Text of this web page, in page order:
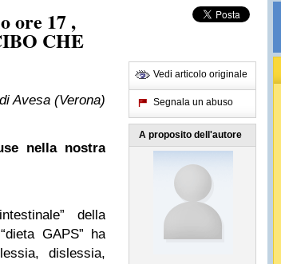
ore 17 ,
CHE
Avesa (Verona)
nella nostra
della
GAPS” ha
dislessia,
Vedi articolo originale
Segnala un abuso
A proposito dell'autore